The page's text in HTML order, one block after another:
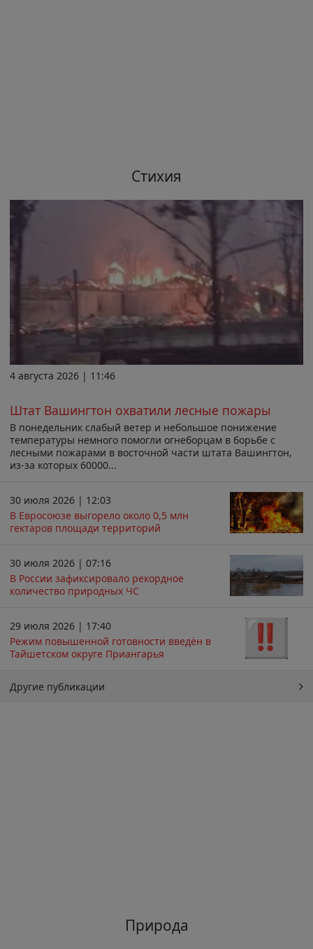
Стихия
4 августа 2026 | 11:46
Штат Вашингтон охватили лесные пожары
В понедельник слабый ветер и небольшое понижение
температуры немного помогли огнеборцам в борьбе с
лесными пожарами в восточной части штата Вашингтон,
из-за которых 60000...
30 июля 2026 | 12:03
В Евросоюзе выгорело около 0,5 млн
гектаров площади территорий
30 июля 2026 | 07:16
В России зафиксировало рекордное
количество природных ЧС
29 июля 2026 | 17:40
Режим повышенной готовности введён в
Тайшетском округе Приангарья
Другие публикации
Природа